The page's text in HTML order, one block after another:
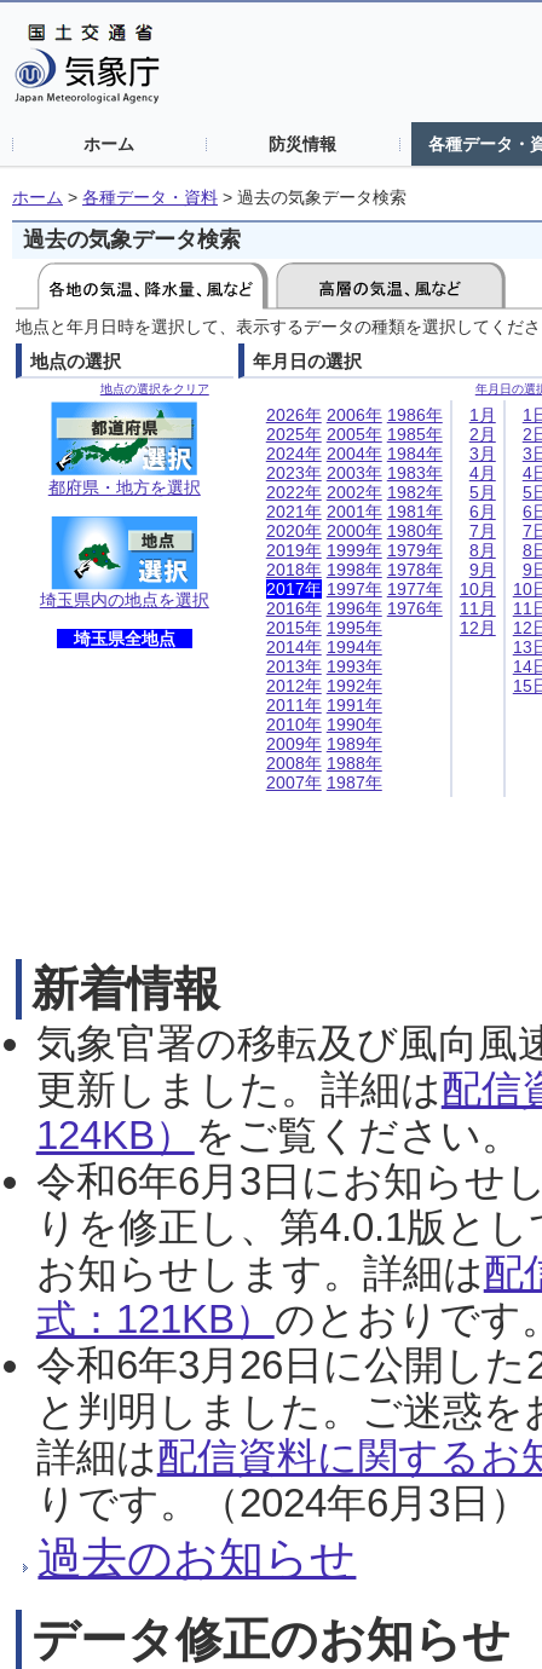
ホーム 防災情報 各種データ・
ホーム > 各種データ・資料 > 過去の気象データ検索
過去の気象データ検索
地点と年月日時を選択して、表示するデータの種類を選択してくだ
地点の選択
地点の選択をクリア
都府県・地方を選択
埼玉県内の地点を選択
埼玉県全地点
年月日の選択
年月日の選
2026年
2025年
2024年
2023年
2022年
2021年
2020年
2019年
2018年
2017年
2016年
2015年
2014年
2013年
2012年
2011年
2010年
2009年
2008年
2007年
2006年
2005年
2004年
2003年
2002年
2001年
2000年
1999年
1998年
1997年
1996年
1995年
1994年
1993年
1992年
1991年
1990年
1989年
1988年
1987年
1986年
1985年
1984年
1983年
1982年
1981年
1980年
1979年
1978年
1977年
1976年
1月
2月
3月
4月
5月
6月
7月
8月
9月
10月
11月
12月
1
2
3
4
5
6
7
8
9
10
11
12
13
14
15
新着情報
気象官署の移転及び風向風
更新しました。詳細は配信
124KB） をご覧ください。
令和6年6月3日にお知らせ
りを修正し、第4.0.1版と
お知らせします。詳細は配
式：121KB） のとおりです
令和6年3月26日に公開し
と判明しました。ご迷惑
詳細は配信資料に関するお
りです。（2024年6月3日）
過去のお知らせ
データ修正のお知らせ